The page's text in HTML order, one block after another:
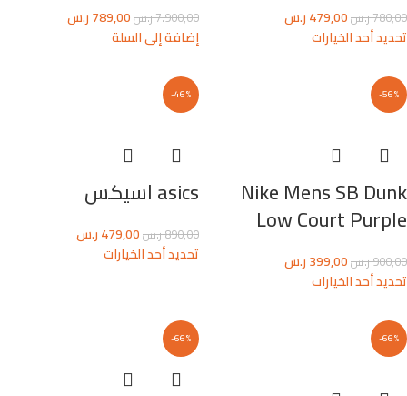
780,00ر.س479,00ر.س
تحديد أحد الخيارات
7.900,00ر.س789,00ر.س
إضافة إلى السلة
-56%
Nike Mens SB Dunk
Low Court Purple
900,00ر.س399,00ر.س
تحديد أحد الخيارات
-46%
asics اسيكس
890,00ر.س479,00ر.س
تحديد أحد الخيارات
-66%
-66%